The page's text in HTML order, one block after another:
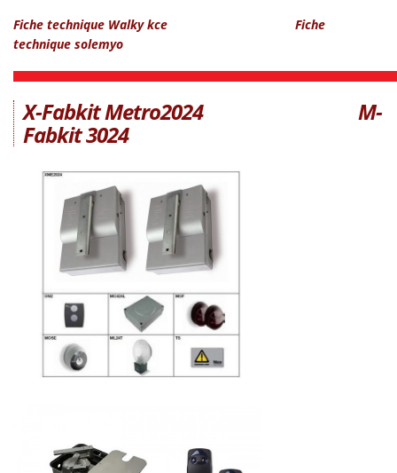
Fiche technique Walky kce
Fiche
technique solemyo
X-Fabkit Metro2024 M-
Fabkit 3024